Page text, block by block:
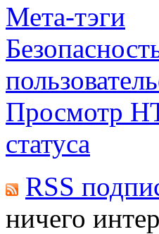
Мета-тэги
Просмотр
статуса
RSS
ничего